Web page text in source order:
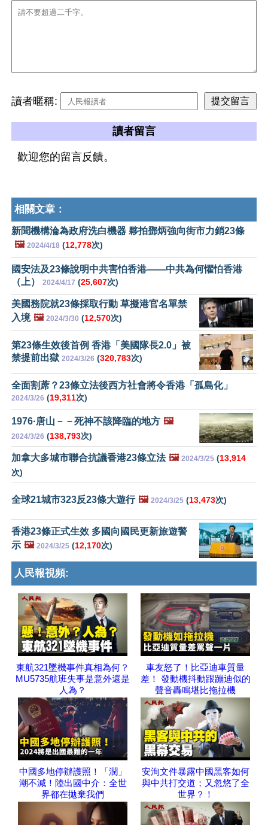
讀者暱稱:
讀者留言
歡迎您的留言反饋。
相關文章：
新聞機構淪為政府洗白機器 夥拍鄧炳強向街市力銷23條
🖼️ 2024/4/18 (12,778次)
國安法及23條說明中共害怕香港——中共為何懼怕香港
（上）
2024/4/17 (25,607次)
美國務院就23條採取行動 草擬港官名單禁
入境 🖼️ 2024/3/30 (12,570次)
第23條生效後首例 香港「美國隊長2.0」被
禁提前出獄 2024/3/26 (320,783次)
全面割蓆？23條立法後西方社會將令香港「孤島化」
2024/3/26 (19,311次)
1976·唐山－－死神不該降臨的地方 🖼️
2024/3/26 (138,793次)
加拿大多城市聯合抗議香港23條立法 🖼️ 2024/3/25 (13,914
次)
全球21城市323反23條大遊行 🖼️ 2024/3/25 (13,473次)
香港23條正式生效 多國向國民更新旅遊警
示 🖼️ 2024/3/25 (12,170次)
人民報視頻:
東航321墜機事件真相為何？
MU5735航班失事是意外還是
人為？
車友怒了！比亞迪車質量
差！ 發動機抖動跟蹦迪似的
聲音轟鳴堪比拖拉機
中國多地停辦護照！「潤」
潮不減！陸出國中介：全世
界都在拋棄我們
安洵文件暴露中國黑客如何
與中共打交道；又忽悠了全
世界？！